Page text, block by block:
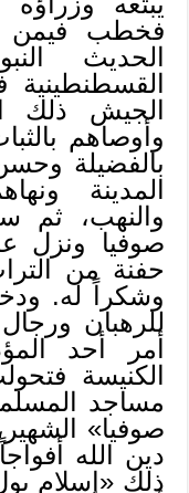
فخطب فيمن
الحديث
القسطنطينية
الجيش ذلك
وأوصاهم
بالفضيلة
المدينة
والنهب، ثم
صوفيا ونزل
حفنة من
وشكراً له.
للرهبان
أمر أحد
الكنيسة
مساجد
صوفيا»
دين الله
ذلك «إسلام